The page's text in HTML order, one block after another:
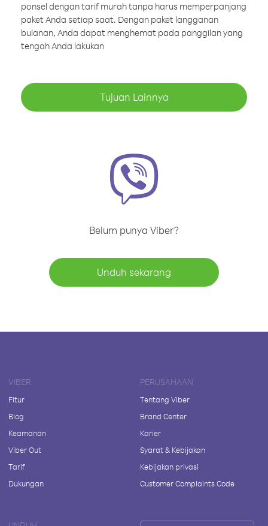
ponsel dengan tarif murah tanpa harus memperpanjang
paket Anda setiap saat. Dengan paket langganan
bulanan, Anda dapat menghemat pada panggilan yang
tengah Anda lakukan
Tujuan Lainnya
Belum punya Viber?
Unduh sekarang
VIBER
Fitur
Blog
Keamanan
Viber Out
Tarif
Dukungan
PERUSAHAAN
Tentang Viber
Brand Center
Karier
Syarat & Kebijakan
Kebijakan privasi
Customer Complaints Code